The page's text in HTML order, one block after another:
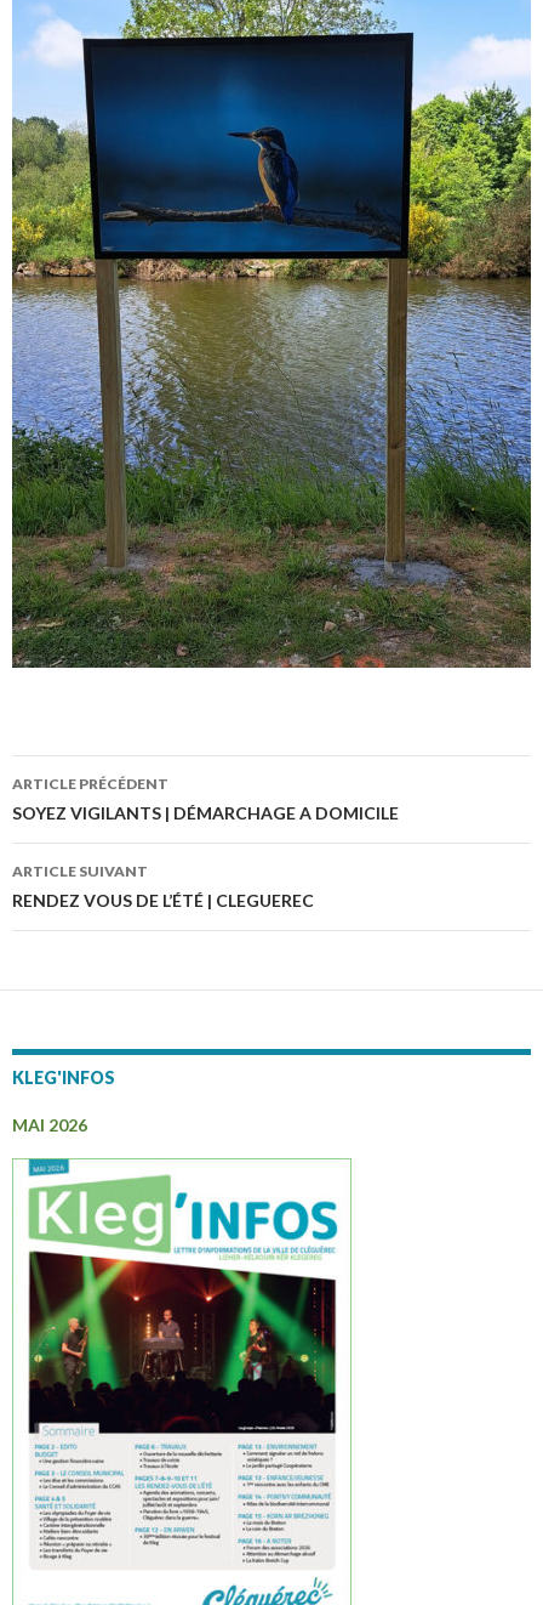
Navigation
des
articles
ARTICLE PRÉCÉDENT
SOYEZ VIGILANTS | DÉMARCHAGE A DOMICILE
ARTICLE SUIVANT
RENDEZ VOUS DE L’ÉTÉ | CLEGUEREC
KLEG'INFOS
MAI 2026